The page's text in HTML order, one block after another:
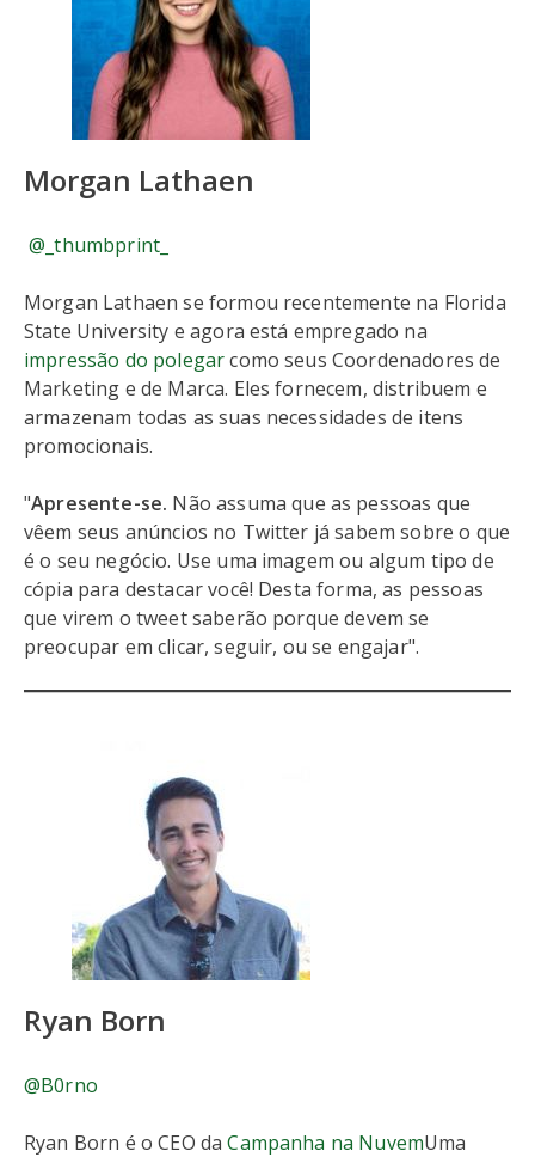
Morgan Lathaen
@_thumbprint_
Morgan Lathaen se formou recentemente na Florida
State University e agora está empregado na
impressão do polegarcomo seus Coordenadores de
Marketing e de Marca. Eles fornecem, distribuem e
armazenam todas as suas necessidades de itens
promocionais.
"Apresente-se. Não assuma que as pessoas que
vêem seus anúncios no Twitter já sabem sobre o que
é o seu negócio. Use uma imagem ou algum tipo de
cópia para destacar você! Desta forma, as pessoas
que virem o tweet saberão porque devem se
preocupar em clicar, seguir, ou se engajar".
Ryan Born
@B0rno
Ryan Born é o CEO daCampanha na NuvemUma